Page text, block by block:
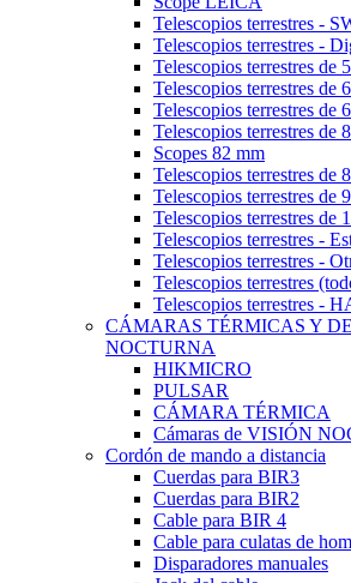
Telescopios terrestres -
Telescopios terrestres -
Telescopios terrestres de
Telescopios terrestres de
Telescopios terrestres de
Telescopios terrestres de
Scopes 82 mm
Telescopios terrestres de
Telescopios terrestres de
Telescopios terrestres de
Telescopios terrestres -
Telescopios terrestres -
Telescopios terrestres
Telescopios terrestres -
CÁMARAS TÉRMICAS Y
NOCTURNA
HIKMICRO
PULSAR
CÁMARA TÉRMICA
Cámaras de VISIÓN
Cordón de mando a distancia
Cuerdas para BIR3
Cuerdas para BIR2
Cable para BIR 4
Cable para culatas de
Disparadores manuales